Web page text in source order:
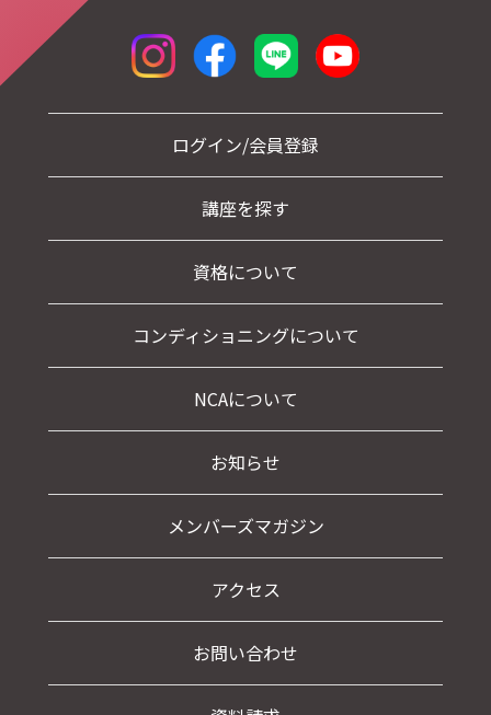
ログイン/会員登録
講座を探す
資格について
コンディショニングについて
NCAについて
お知らせ
メンバーズマガジン
アクセス
お問い合わせ